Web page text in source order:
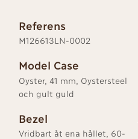
Referens
M126613LN-0002
Model Case
Oyster, 41 mm, Oystersteel
och gult guld
Bezel
Vridbart åt ena hållet, 60-